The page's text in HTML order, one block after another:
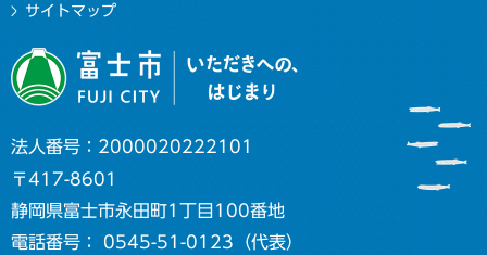
サイトマップ
法人番号：2000020222101
〒417-8601
静岡県富士市永田町1丁目100番地
電話番号： 0545-51-0123（代表）